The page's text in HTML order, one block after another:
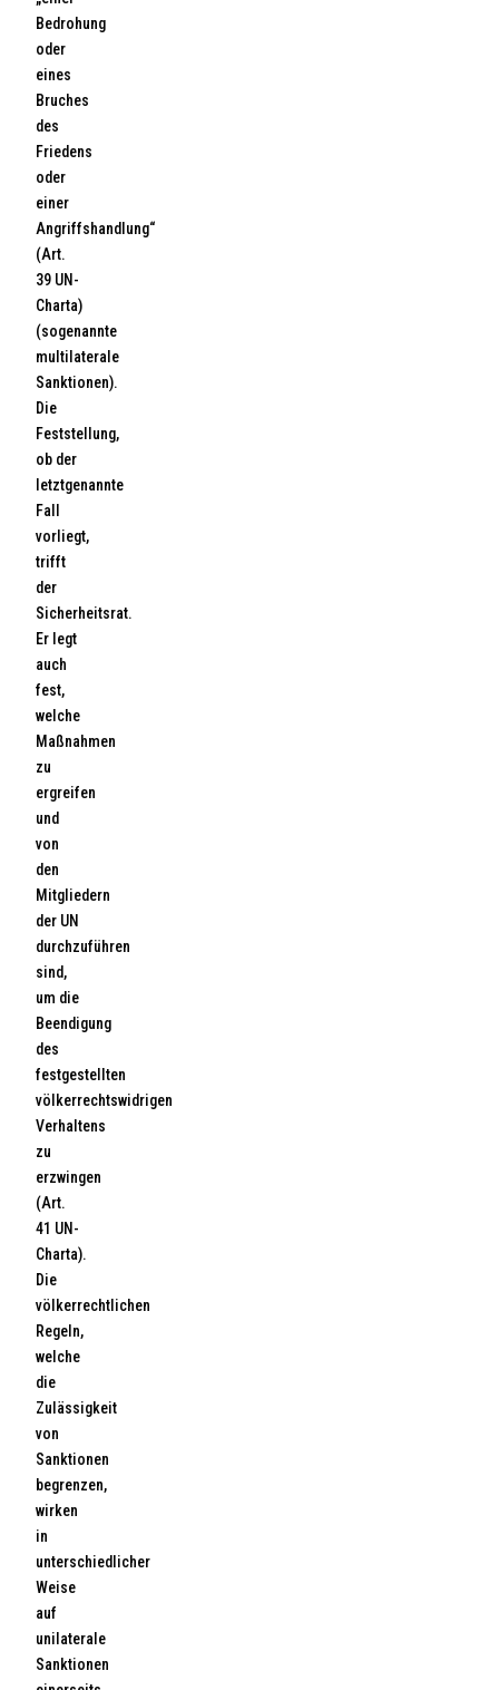
Bedrohung
oder
eines
Bruches
des
Friedens
oder
einer
Angriffshandlung“
(Art.
39 UN-
Charta)
(sogenannte
multilaterale
Sanktionen).
Die
Feststellung,
ob der
letztgenannte
Fall
vorliegt,
trifft
der
Sicherheitsrat.
Er legt
auch
fest,
welche
Maßnahmen
zu
ergreifen
und
von
den
Mitgliedern
der UN
durchzuführen
sind,
um die
Beendigung
des
festgestellten
völkerrechtswidrigen
Verhaltens
zu
erzwingen
(Art.
41 UN-
Charta).
Die
völkerrechtlichen
Regeln,
welche
die
Zulässigkeit
von
Sanktionen
begrenzen,
wirken
in
unterschiedlicher
Weise
auf
unilaterale
Sanktionen